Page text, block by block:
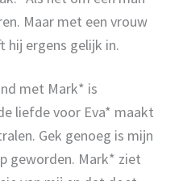
Maar met een vrouw
hij ergens gelijk in.
met Mark* is
liefde voor Eva* maakt
Gek genoeg is mijn
geworden. Mark* ziet